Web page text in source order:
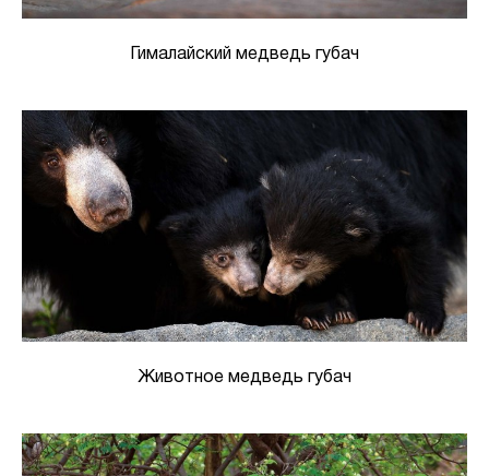
Гималайский медведь губач
Животное медведь губач